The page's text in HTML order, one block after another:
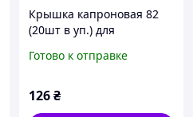
Крышка капроновая 82
(20шт в уп.) для
Готово к отправке
126₴